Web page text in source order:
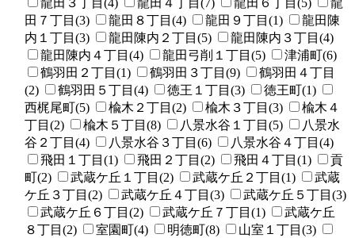
龍田３丁目(4) 龍田４丁目(7) 龍田６丁目(5)
龍
田７丁目(3)
龍田８丁目(4) 龍田９丁目(1)
龍田陳
内１丁目(3)
龍田陳内２丁目(5)
龍田陳内３丁目(4)
龍田陳内４丁目(4)
龍田弓削１丁目(5)
津浦町(6)
鶴羽田２丁目(1)
鶴羽田３丁目(9)
鶴羽田４丁目
(2)
鶴羽田５丁目(4) 徳王１丁目(3)
徳王町(1)
西梶尾町(5)
楡木２丁目(2) 楡木３丁目(3)
楡木４
丁目(2)
楡木５丁目(8) 八景水谷１丁目(5)
八景水
谷２丁目(4)
八景水谷３丁目(6)
八景水谷４丁目(4)
飛田１丁目(1)
飛田２丁目(2) 飛田４丁目(1)
貢
町(2)
武蔵ケ丘１丁目(2) 武蔵ケ丘２丁目(1)
武蔵
ケ丘３丁目(2)
武蔵ケ丘４丁目(3)
武蔵ケ丘５丁目(3)
武蔵ケ丘６丁目(2)
武蔵ケ丘７丁目(1)
武蔵ケ丘
８丁目(2)
室園町(4) 明徳町(8)
山室１丁目(3)